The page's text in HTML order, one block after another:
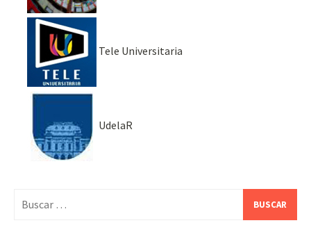
Tele Universitaria
UdelaR